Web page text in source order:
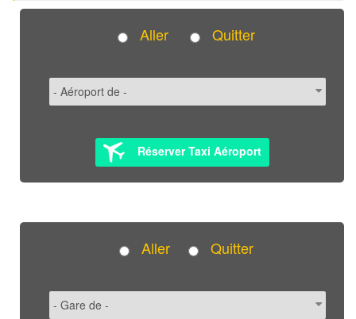
Aller Quitter
Réserver Taxi Aéroport
Aller Quitter